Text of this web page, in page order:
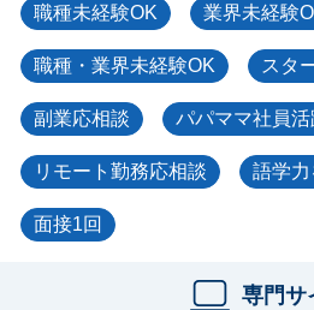
職種未経験OK 業界未経験
職種・業界未経験OK スタ
副業応相談 パパママ社員活
リモート勤務応相談 語学力
面接1回
専門サ